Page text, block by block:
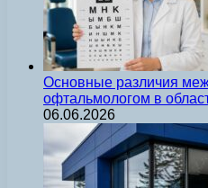
Основные различия
офтальмологом в
06.06.2026